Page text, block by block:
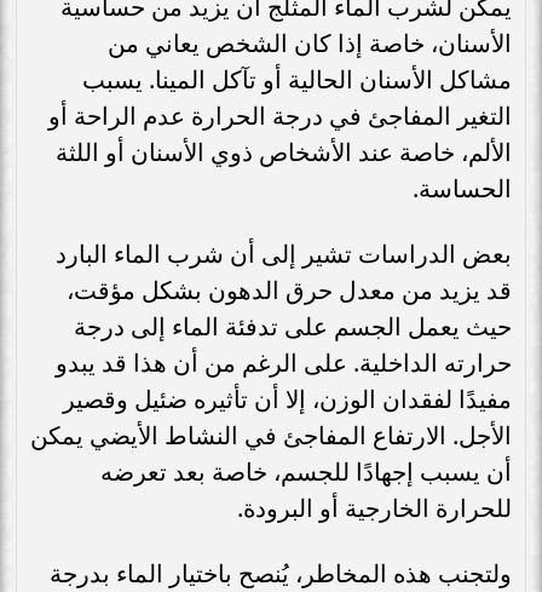
يمكن لشرب الماء المثلج أن يزيد من حساسية
الأسنان، خاصة إذا كان الشخص يعاني من
مشاكل الأسنان الحالية أو تآكل المينا. يسبب
التغير المفاجئ في درجة الحرارة عدم الراحة أو
الألم، خاصة عند الأشخاص ذوي الأسنان أو اللثة
الحساسة.
بعض الدراسات تشير إلى أن شرب الماء البارد
قد يزيد من معدل حرق الدهون بشكل مؤقت،
حيث يعمل الجسم على تدفئة الماء إلى درجة
حرارته الداخلية. على الرغم من أن هذا قد يبدو
مفيدًا لفقدان الوزن، إلا أن تأثيره ضئيل وقصير
الأجل. الارتفاع المفاجئ في النشاط الأيضي يمكن
أن يسبب إجهادًا للجسم، خاصة بعد تعرضه
للحرارة الخارجية أو البرودة.
ولتجنب هذه المخاطر، يُنصح باختيار الماء بدرجة